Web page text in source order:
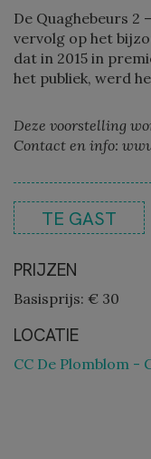
De Quaghebeurs 2
vervolg op het
dat in 2015 in
het publiek, werd
Deze voorstelling
Contact en info:
TE GAST
PRIJZEN
Basisprijs: € 30
LOCATIE
CC De Plomblom -